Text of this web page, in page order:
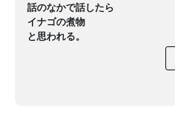
話のなかで話したら
イナゴの煮物
と思われる。